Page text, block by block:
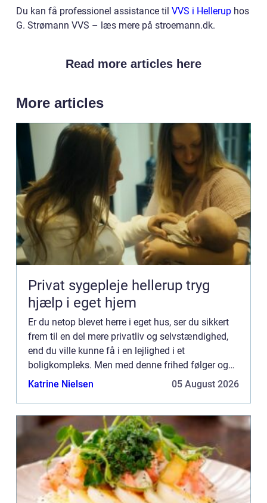
Du kan få professionel assistance til VVS i Hellerup hos
G. Strømann VVS – læs mere på stroemann.dk.
Read more articles here
More articles
Privat sygepleje hellerup tryg
hjælp i eget hjem
Er du netop blevet herre i eget hus, ser du sikkert
frem til en del mere privatliv og selvstændighed,
end du ville kunne få i en lejlighed i et
boligkompleks. Men med denne frihed følger også
en del ansvar. Og derfor er det godt at kende
Katrine Nielsen 05 August 2026